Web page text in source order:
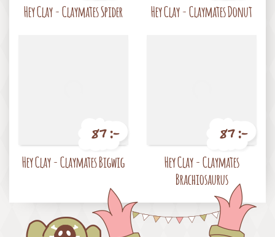
Hey Clay - Claymates Spider Hey Clay - Claymates Donut
87 :-
Hey Clay - Claymates Bigwig
87 :-
Hey Clay - Claymates
Brachiosaurus